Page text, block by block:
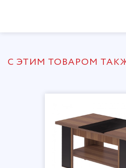
С ЭТИМ ТОВАРОМ